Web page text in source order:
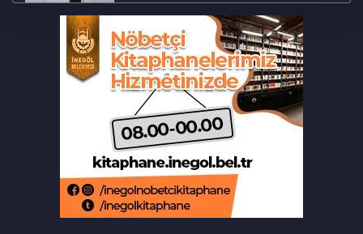
Adalet Komisyonu'nda gerginlik
Bursa'da barakaya sıçrayan yangın
ekipleri harekete geçirdi
Aslı Hünel’den Bursa'da müzik
ziyafeti